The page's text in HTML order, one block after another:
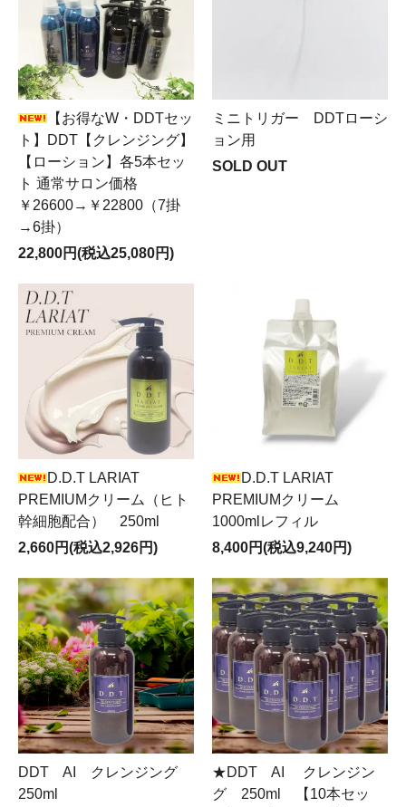
【お得なW・DDTセッ
ト】DDT【クレンジング】
【ローション】各5本セッ
ト 通常サロン価格
￥26600→￥22800（7掛
→6掛）
22,800円(税込25,080円)
ミニトリガー DDTローシ
ョン用
SOLD OUT
D.D.T LARIAT
PREMIUMクリーム（ヒト
幹細胞配合） 250ml
2,660円(税込2,926円)
D.D.T LARIAT
PREMIUMクリーム
1000mlレフィル
8,400円(税込9,240円)
DDT AI クレンジング
250ml
★DDT AI クレンジン
グ 250ml 【10本セッ